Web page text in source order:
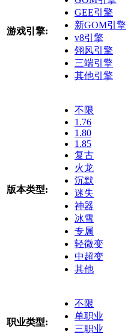
游戏引擎:
GEE引擎
新GOM引擎
v8引擎
翎风引擎
三端引擎
其他引擎
版本类型:
不限
1.76
1.80
1.85
复古
火龙
沉默
迷失
神器
冰雪
专属
轻微变
中超变
其他
职业类型:
不限
单职业
三职业